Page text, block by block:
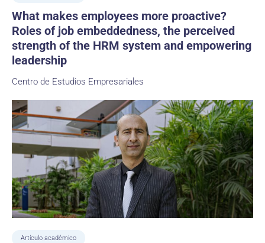
What makes employees more proactive?
Roles of job embeddedness, the perceived
strength of the HRM system and empowering
leadership
Centro de Estudios Empresariales
Artículo académico